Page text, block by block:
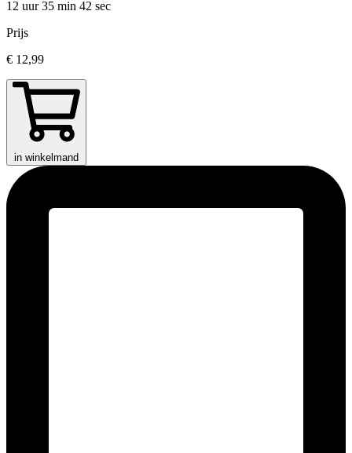
12 uur 35 min 42 sec
Prijs
€ 12,99
in winkelmand